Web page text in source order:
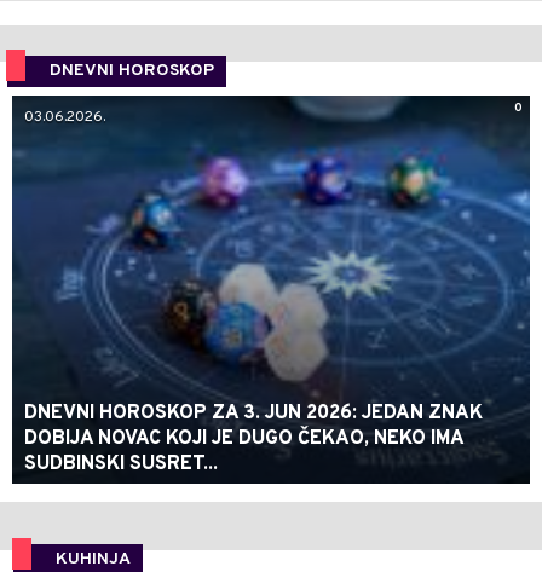
DNEVNI HOROSKOP
0
03.06.2026.
DNEVNI HOROSKOP ZA 3. JUN 2026: JEDAN ZNAK
DOBIJA NOVAC KOJI JE DUGO ČEKAO, NEKO IMA
SUDBINSKI SUSRET...
KUHINJA